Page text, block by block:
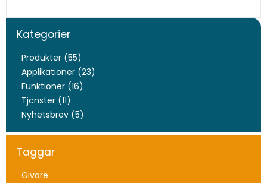
Kategorier
Produkter (55)
Applikationer (23)
Funktioner (16)
Tjänster (11)
Nyhetsbrev (5)
Taggar
Givare